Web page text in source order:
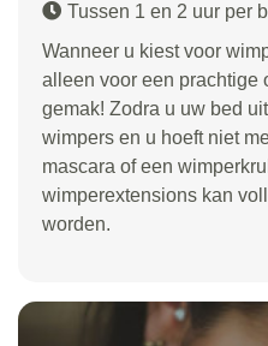
Tussen 1 en 2 uur per
Wanneer u kiest voor
alleen voor een prachtige
gemak! Zodra u uw bed
wimpers en u hoeft niet
mascara of een
wimperextensions kan
worden.